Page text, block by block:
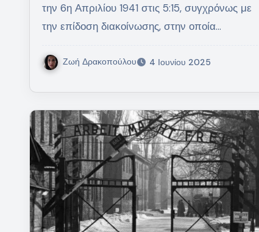
την 6η Απριλίου 1941 στις 5:15, συγχρόνως με
την επίδοση διακοίνωσης, στην οποία…
Ζωή Δρακοπούλου 4 Ιουνίου 2025